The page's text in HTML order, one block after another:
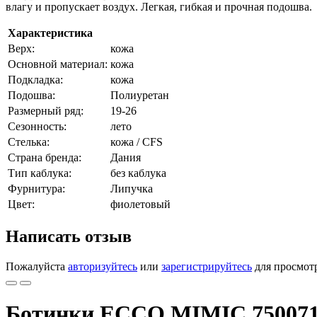
влагу и пропускает воздух. Легкая, гибкая и прочная подошва.
Характеристика
Верх:
кожа
Основной материал: кожа
Подкладка:
кожа
Подошва:
Полиуретан
Размерный ряд:
19-26
Сезонность:
лето
Стелька:
кожа / CFS
Страна бренда:
Дания
Тип каблука:
без каблука
Фурнитура:
Липучка
Цвет:
фиолетовый
Написать отзыв
Пожалуйста авторизуйтесь или зарегистрируйтесь для